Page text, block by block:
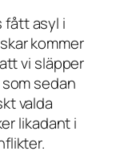
fått asyl i
kommer
vi släpper
sedan
valda
likadant i